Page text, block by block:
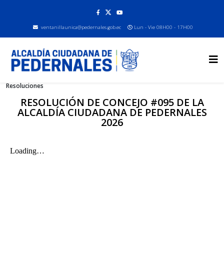
ventanillaunica@pedernales.gob.ec Lun - Vie 08H00 - 17H00
Resoluciones
RESOLUCIÓN DE CONCEJO #095 DE LA
ALCALDÍA CIUDADANA DE PEDERNALES
2026